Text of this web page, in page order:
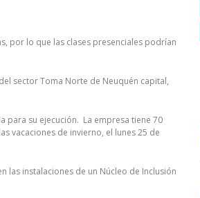
por lo que las clases presenciales podrían
sector Toma Norte de Neuquén capital,
para su ejecución. La empresa tiene 70
vacaciones de invierno, el lunes 25 de
las instalaciones de un Núcleo de Inclusión